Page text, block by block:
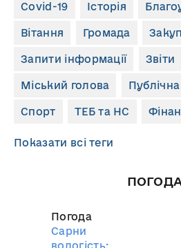
Covid-19 Історія
Вітання Громада
Запити інформації Звіти
Міський голова
Спорт ТЕБ та НС
Показати всі теги
ПОГОДА
Погода
Сарни
вологість: